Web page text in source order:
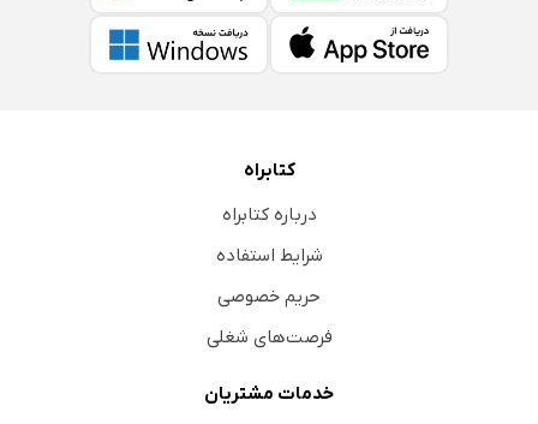
کتابراه
درباره کتابراه
شرایط استفاده
حریم خصوصی
فرصت‌های شغلی
خدمات مشتریان